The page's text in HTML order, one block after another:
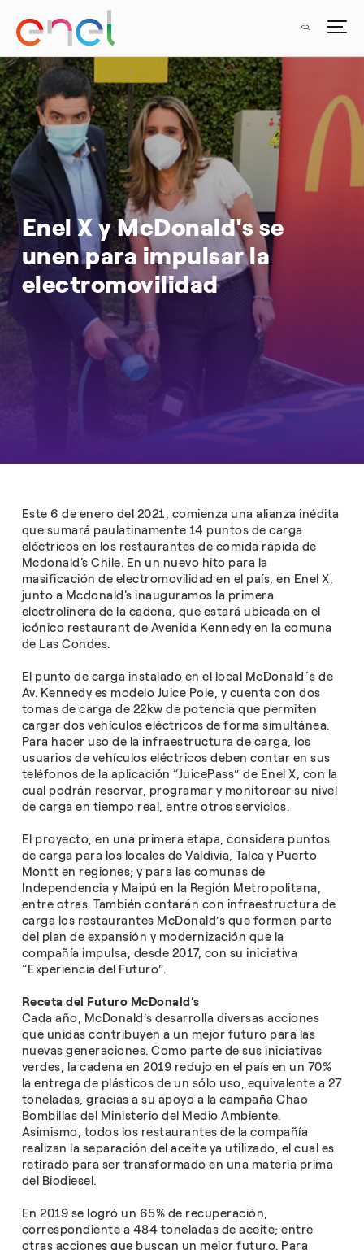
Enel X y McDonald's se
unen para impulsar la
electromovilidad
Este 6 de enero del 2021, comienza una alianza inédita
que sumará paulatinamente 14 puntos de carga
eléctricos en los restaurantes de comida rápida de
Mcdonald's Chile. En un nuevo hito para la
masificación de electromovilidad en el país, en Enel X,
junto a Mcdonald's inauguramos la primera
electrolinera de la cadena, que estará ubicada en el
icónico restaurant de Avenida Kennedy en la comuna
de Las Condes.
El punto de carga instalado en el local McDonald´s de
Av. Kennedy es modelo Juice Pole, y cuenta con dos
tomas de carga de 22kw de potencia que permiten
cargar dos vehículos eléctricos de forma simultánea.
Para hacer uso de la infraestructura de carga, los
usuarios de vehículos eléctricos deben contar en sus
teléfonos de la aplicación “JuicePass” de Enel X, con la
cual podrán reservar, programar y monitorear su nivel
de carga en tiempo real, entre otros servicios.
El proyecto, en una primera etapa, considera puntos
de carga para los locales de Valdivia, Talca y Puerto
Montt en regiones; y para las comunas de
Independencia y Maipú en la Región Metropolitana,
entre otras. También contarán con infraestructura de
carga los restaurantes McDonald’s que formen parte
del plan de expansión y modernización que la
compañía impulsa, desde 2017, con su iniciativa
“Experiencia del Futuro”.
Receta del Futuro McDonald’s
Cada año, McDonald’s desarrolla diversas acciones
que unidas contribuyen a un mejor futuro para las
nuevas generaciones. Como parte de sus iniciativas
verdes, la cadena en 2019 redujo en el país en un 70%
la entrega de plásticos de un sólo uso, equivalente a 27
toneladas, gracias a su apoyo a la campaña Chao
Bombillas del Ministerio del Medio Ambiente.
Asimismo, todos los restaurantes de la compañía
realizan la separación del aceite ya utilizado, el cual es
retirado para ser transformado en una materia prima
del Biodiesel.
En 2019 se logró un 65% de recuperación,
correspondiente a 484 toneladas de aceite; entre
otras acciones que buscan un mejor futuro. Para